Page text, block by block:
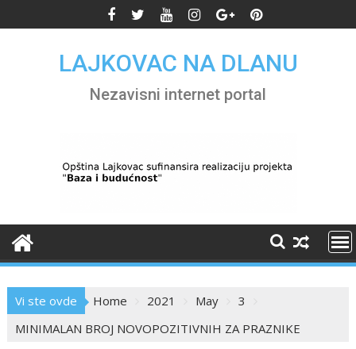
to
LAJKOVAC NA DLANU
Nezavisni internet portal
Vi ste ovde Home 2021 May
3
MINIMALAN BROJ NOVOPOZITIVNIH ZA PRAZNIKE